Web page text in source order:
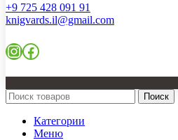
+9 725 428 091 91
knigvards.il@gmail.com
Instagram
Facebook
Поиск
Категории
Меню